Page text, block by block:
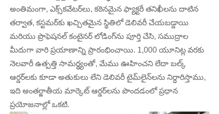
అంతిమంగా, ఎక్స్‌కవేటర్‌లు, కఠినమైన ఫ్యాక్టరీ తనిఖీలను దాటిన
తర్వాత, కస్టమర్‌కు ఖచ్చితమైన స్థితిలో డెలివరీ చేయబడ్డాయి
మరియు ప్రొఫెషనల్ కంటైనర్ లోడింగ్‌ను పూర్తి చేసి, సముద్రాల
మీదుగా వారి ప్రయాణాన్ని ప్రారంభించాయి. 1,000 యూనిట్ల వరకు
నెలవారీ ఉత్పత్తి సామర్థ్యంతో, మేము ఊహించని లేదా బల్క్
ఆర్డర్‌లకు కూడా అతుకులు లేని డెలివరీ టైమ్‌లైన్‌లను నిర్ధారిస్తాము,
ఇది అంతర్జాతీయ మార్కెట్ ఆర్డర్‌లను పొందడంలో ప్రధాన
ప్రయోజనాల్లో ఒకటి.